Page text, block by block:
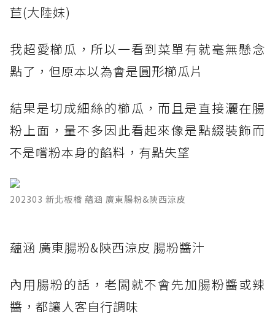
苣(大陸妹)
我超愛櫛瓜，所以一看到菜單有就毫無懸念
點了，但原本以為會是圓形櫛瓜片
結果是切成細絲的櫛瓜，而且是直接灑在腸
粉上面，量不多因此看起來像是點綴裝飾而
不是嚐粉本身的餡料，有點失望
202303 新北板橋 蘊涵 廣東腸粉&陝西涼皮
蘊涵 廣東腸粉&陝西涼皮 腸粉醬汁
內用腸粉的話，老闆就不會先加腸粉醬或辣
醬，都讓人客自行調味